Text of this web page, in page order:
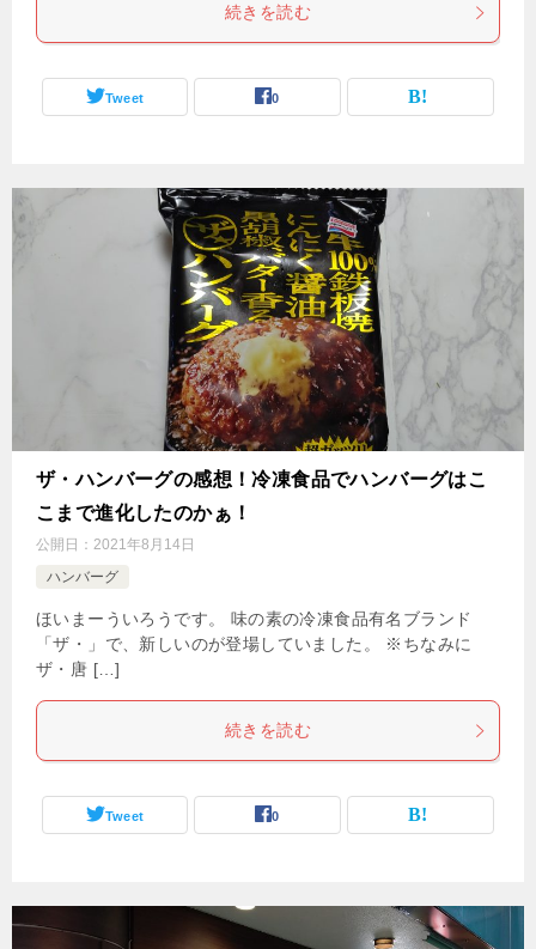
続きを読む
Tweet 0
ザ・ハンバーグの感想！冷凍食品でハンバーグはこ
こまで進化したのかぁ！
公開日： 2021年8月14日
ハンバーグ
ほいまーういろうです。 味の素の冷凍食品有名ブランド
「ザ・」で、新しいのが登場していました。 ※ちなみに
ザ・唐 […]
続きを読む
Tweet 0